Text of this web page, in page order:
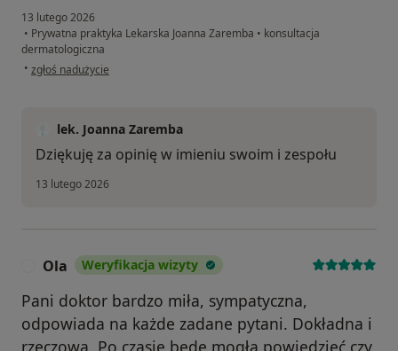
13 lutego 2026
• Prywatna praktyka Lekarska Joanna Zaremba • konsultacja
dermatologiczna
• w opinii użytkownika Agnieszka
zgłoś nadużycie
lek. Joanna Zaremba
Dziękuję za opinię w imieniu swoim i zespołu
13 lutego 2026
Ola Weryfikacja wizyty
Pani doktor bardzo miła, sympatyczna,
odpowiada na każde zadane pytani. Dokładna i
rzeczowa. Po czasie będę mogła powiedzieć czy